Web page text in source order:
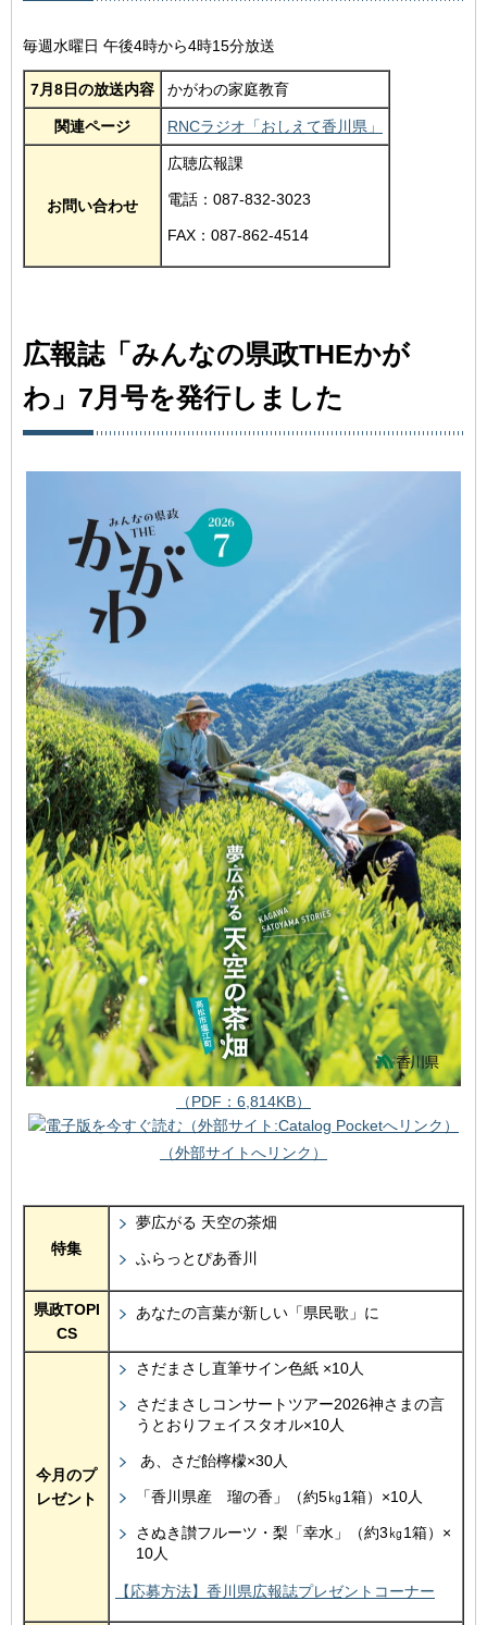
毎週水曜日 午後4時から4時15分放送
7月8日の放送内容 かがわの家庭教育
関連ページ RNCラジオ「おしえて香川県」
お問い合わせ
広聴広報課
電話：087-832-3023
FAX：087-862-4514
広報誌「みんなの県政THEかが
わ」7月号を発行しました
（PDF：6,814KB）
（外部サイトへリンク）
特集
夢広がる 天空の茶畑
ふらっとぴあ香川
県政TOPI
CS
あなたの言葉が新しい「県民歌」に
今月のプ
レゼント
さだまさし直筆サイン色紙 ×10人
さだまさしコンサートツアー2026神さまの言
うとおりフェイスタオル×10人
あ、さだ飴檸檬×30人
「香川県産 瑠の香」（約5㎏1箱）×10人
さぬき讃フルーツ・梨「幸水」（約3㎏1箱）×
10人
【応募方法】香川県広報誌プレゼントコーナー